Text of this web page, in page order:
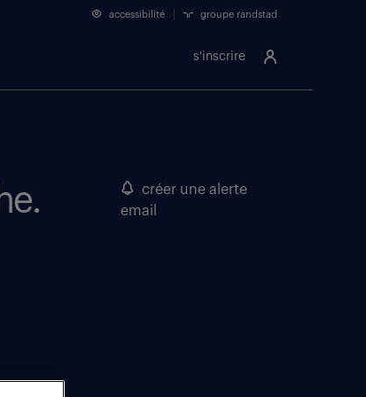
s'inscrire
accessibilité groupe randstad
créer une alerte
email